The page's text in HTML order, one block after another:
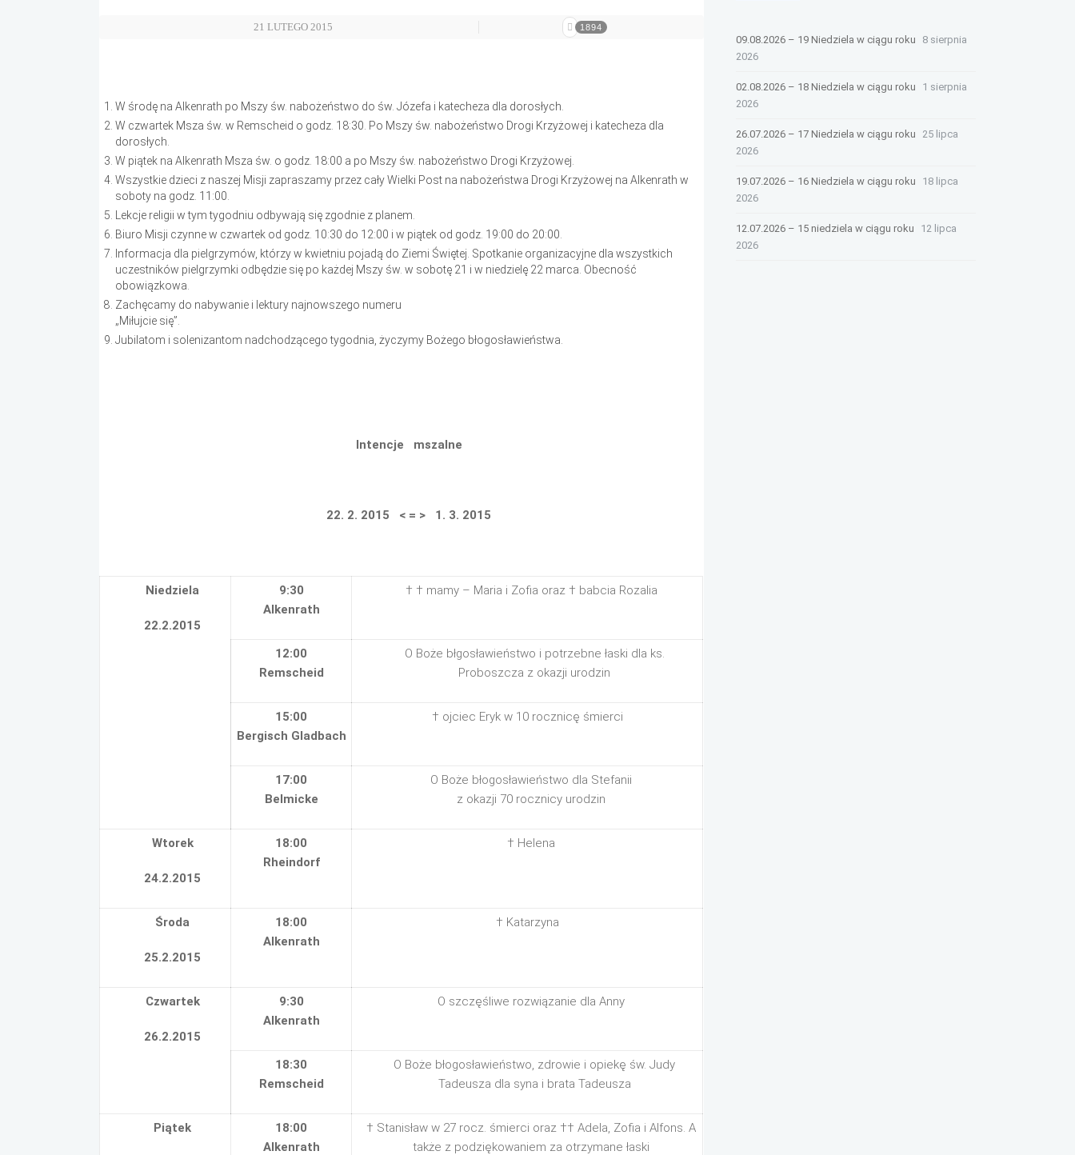
21 LUTEGO 2015 1894
W środę na Alkenrath po Mszy św. nabożeństwo do św. Józefa i katecheza dla dorosłych.
W czwartek Msza św. w Remscheid o godz. 18:30. Po Mszy św. nabożeństwo Drogi Krzyżowej i katecheza dla
dorosłych.
W piątek na Alkenrath Msza św. o godz. 18:00 a po Mszy św. nabożeństwo Drogi Krzyżowej.
Wszystkie dzieci z naszej Misji zapraszamy przez cały Wielki Post na nabożeństwa Drogi Krzyżowej na Alkenrath w
soboty na godz. 11:00.
Lekcje religii w tym tygodniu odbywają się zgodnie z planem.
Biuro Misji czynne w czwartek od godz. 10:30 do 12:00 i w piątek od godz. 19:00 do 20:00.
Informacja dla pielgrzymów, którzy w kwietniu pojadą do Ziemi Świętej. Spotkanie organizacyjne dla wszystkich
uczestników pielgrzymki odbędzie się po każdej Mszy św. w sobotę 21 i w niedzielę 22 marca. Obecność
obowiązkowa.
Zachęcamy do nabywanie i lektury najnowszego numeru
„Miłujcie się”.
Jubilatom i solenizantom nadchodzącego tygodnia, życzymy Bożego błogosławieństwa.
Intencje mszalne
22. 2. 2015 < = > 1. 3. 2015
Niedziela
22.2.2015
9:30
Alkenrath
† † mamy – Maria i Zofia oraz † babcia Rozalia
12:00
Remscheid
O Boże błgosławieństwo i potrzebne łaski dla ks.
Proboszcza z okazji urodzin
15:00
Bergisch Gladbach
† ojciec Eryk w 10 rocznicę śmierci
17:00
Belmicke
O Boże błogosławieństwo dla Stefanii
z okazji 70 rocznicy urodzin
Wtorek
24.2.2015
18:00
Rheindorf
† Helena
Środa
25.2.2015
18:00
Alkenrath
† Katarzyna
Czwartek
26.2.2015
9:30
Alkenrath
O szczęśliwe rozwiązanie dla Anny
18:30
Remscheid
O Boże błogosławieństwo, zdrowie i opiekę św. Judy
Tadeusza dla syna i brata Tadeusza
Piątek
18:00
Alkenrath
† Stanisław w 27 rocz. śmierci oraz †† Adela, Zofia i Alfons. A
także z podziękowaniem za otrzymane łaski
09.08.2026 – 19 Niedziela w ciągu roku
8 sierpnia
2026
02.08.2026 – 18 Niedziela w ciągu roku
1 sierpnia
2026
26.07.2026 – 17 Niedziela w ciągu roku
25 lipca
2026
19.07.2026 – 16 Niedziela w ciągu roku
18 lipca
2026
12.07.2026 – 15 niedziela w ciągu roku
12 lipca
2026